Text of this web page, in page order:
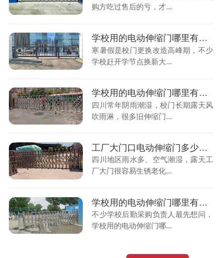
购方吃过售后的亏，才...
学校用的电动伸缩门哪里有卖？临近开学，赶工期装门总延期误事
寒暑假是校门更换改造高峰期，不少
学校赶开学节点换新大...
学校用的电动伸缩门哪里有卖？四川多雨潮湿，校门极易生锈老化
四川常年阴雨潮湿，校门长期露天风
吹雨淋，很多旧伸缩门...
工厂大门口电动伸缩门多少钱一米？潮湿厂区大门易生锈怎么选
四川地区雨水多、空气潮湿，露天工
厂大门很容易生锈老化...
学校用的电动伸缩门哪里有卖？别找中间商踩采购大坑
不少学校后勤采购负责人最先想问，
学校用的电动伸缩门哪...